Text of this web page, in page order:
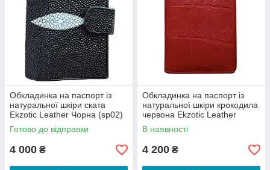
індивідуальність, підкреслити характер і стати яскравою
завершальній деталлю у вашому образі. Довговічні, красиві і
практичні, вони вже стали незаперечним лідером на ринку
продажів. Якщо вам знадобитися доставка товару, ми з
радістю візьмемо всі клопоти, пов'язані з транспортуванням,
на себе. Крім того, ми також надаємо консультативну
допомогу і допомагаємо визначитися з вибором вироби.
Обкладинка на паспорт із
натуральної шкіри ската
Ekzotic Leather Чорна (sp02)
Готово до відправки
4 000 ₴
Обкладинка на паспорт із
натуральної шкіри крокодила
червона Ekzotic Leather
(cp04)
В наявності
4 200 ₴